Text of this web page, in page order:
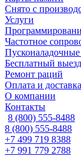
Снято с
Услуги
Частотное
Бесплатный
Ремонт раций
Оплата и доставка
О компании
Контакты
8 (800) 555-8488
8 (800) 555-8488
+7 499 719 8388
+7 991 779 2788